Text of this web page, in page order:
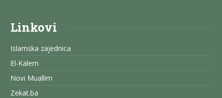
Linkovi
Islamska zajednica
El-Kalem
Novi Muallim
Zekat.ba